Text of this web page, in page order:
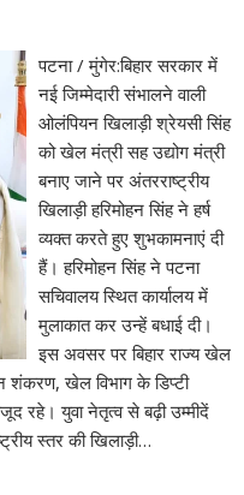
पटना / मुंगेर:बिहार सरकार में
नई जिम्मेदारी संभालने वाली
ओलंपियन खिलाड़ी श्रेयसी सिंह
को खेल मंत्री सह उद्योग मंत्री
बनाए जाने पर अंतरराष्ट्रीय
खिलाड़ी हरिमोहन सिंह ने हर्ष
व्यक्त करते हुए शुभकामनाएं दी
हैं। हरिमोहन सिंह ने पटना
सचिवालय स्थित कार्यालय में
मुलाकात कर उन्हें बधाई दी।
इस अवसर पर बिहार राज्य खेल
शंकरण, खेल विभाग के डिप्टी
रहे। युवा नेतृत्व से बढ़ी उम्मीदें
स्तर की खिलाड़ी…